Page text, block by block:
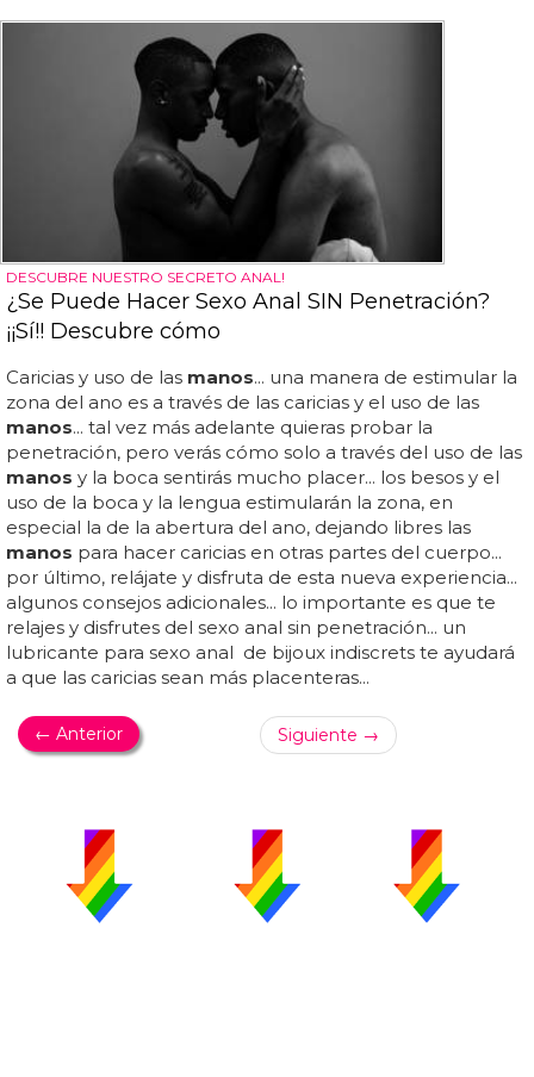
DESCUBRE NUESTRO SECRETO ANAL!
¿Se Puede Hacer Sexo Anal SIN Penetración?
¡¡Sí!! Descubre cómo
Caricias y uso de las manos... una manera de estimular la
zona del ano es a través de las caricias y el uso de las
manos... tal vez más adelante quieras probar la
penetración, pero verás cómo solo a través del uso de las
manos y la boca sentirás mucho placer... los besos y el
uso de la boca y la lengua estimularán la zona, en
especial la de la abertura del ano, dejando libres las
manos para hacer caricias en otras partes del cuerpo...
por último, relájate y disfruta de esta nueva experiencia...
algunos consejos adicionales... lo importante es que te
relajes y disfrutes del sexo anal sin penetración... un
lubricante para sexo anal de bijoux indiscrets te ayudará
a que las caricias sean más placenteras...
← Anterior Siguiente →